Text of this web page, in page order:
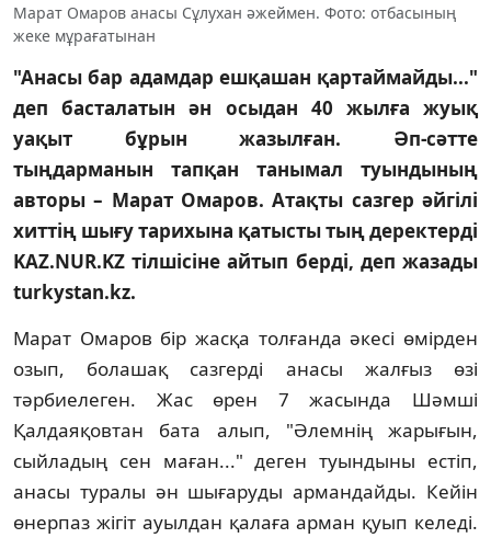
Марат Омаров анасы Сұлухан әжеймен. Фото: отбасының
жеке мұрағатынан
"Анасы бар адамдар ешқашан қартаймайды..."
деп басталатын ән осыдан 40 жылға жуық
уақыт бұрын жазылған. Әп-сәтте
тыңдарманын тапқан танымал туындының
авторы – Марат Омаров. Атақты сазгер әйгілі
хиттің шығу тарихына қатысты тың деректерді
KAZ.NUR.KZ тілшісіне айтып берді, деп жазады
turkystan.kz.
Марат Омаров бір жасқа толғанда әкесі өмірден
озып, болашақ сазгерді анасы жалғыз өзі
тәрбиелеген. Жас өрен 7 жасында Шәмші
Қалдаяқовтан бата алып, "Әлемнің жарығын,
сыйладың сен маған..." деген туындыны естіп,
анасы туралы ән шығаруды армандайды. Кейін
өнерпаз жігіт ауылдан қалаға арман қуып келеді.